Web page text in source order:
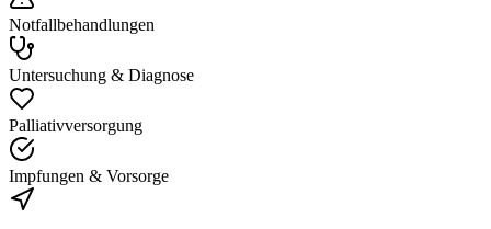
Notfallbehandlungen
Untersuchung & Diagnose
Palliativversorgung
Impfungen & Vorsorge